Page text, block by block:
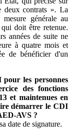
deux contrats ». La
générale au
doit être retenue.
années de suite ne
à quatre mois et
de bénéficier d'un
les personnes
des fonctions
et maintenues en
démarrer le CDI
AVS ?
date de signature.